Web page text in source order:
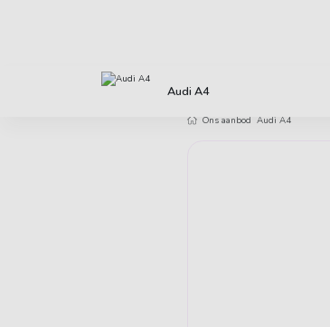
Direct uit voorraad leverbaar
Ons aanbod Audi A4
Audi A4